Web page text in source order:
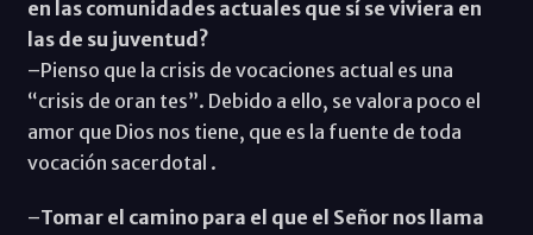
en las comunidades actuales que sí se viviera en
las de su juventud?
–Pienso que la crisis de vocaciones actual es una
“crisis de oran tes”. Debido a ello, se valora poco el
amor que Dios nos tiene, que es la fuente de toda
vocación sacerdotal .
–Tomar el camino para el que el Señor nos llama